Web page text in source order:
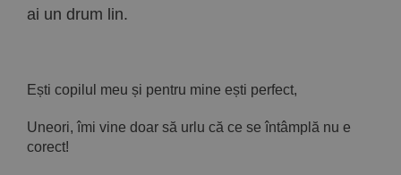
ai un drum lin.
Ești copilul meu și pentru mine ești perfect,
Uneori, îmi vine doar să urlu că ce se întâmplă nu e
corect!